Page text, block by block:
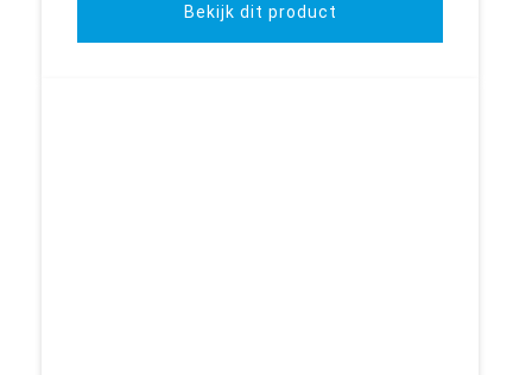
Bekijk dit product